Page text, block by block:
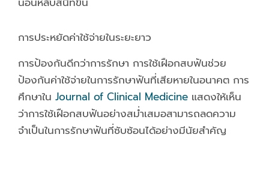
การประหยัดค่าใช้จ่ายในระยะยาว
การป้องกันดีกว่าการรักษา การใช้เฝือกสบฟันช่วย
ป้องกันค่าใช้จ่ายในการรักษาฟันที่เสียหายในอนาคต การ
ศึกษาใน Journal of Clinical Medicine แสดงให้เห็น
ว่าการใช้เฝือกสบฟันอย่างสม่ำเสมอสามารถลดความ
จำเป็นในการรักษาฟันที่ซับซ้อนได้อย่างมีนัยสำคัญ